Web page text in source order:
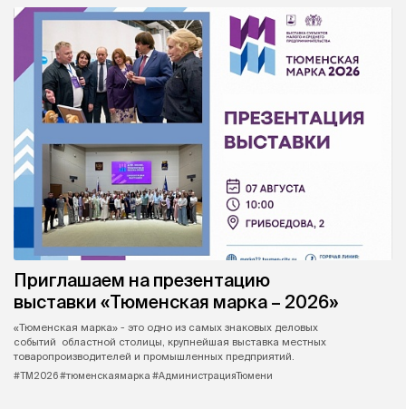
Приглашаем на презентацию
выставки «Тюменская марка – 2026»
«Тюменская марка» - это одно из самых знаковых деловых
событий областной столицы, крупнейшая выставка местных
товаропроизводителей и промышленных предприятий.
#ТМ2026 #тюменскаямарка #АдминистрацияТюмени